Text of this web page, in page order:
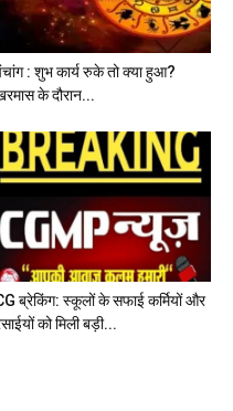
: शुभ कार्य रुके तो क्या हुआ?
के दौरान...
ब्रेकिंग: स्कूलों के सफाई कर्मियों और
को मिली बड़ी...